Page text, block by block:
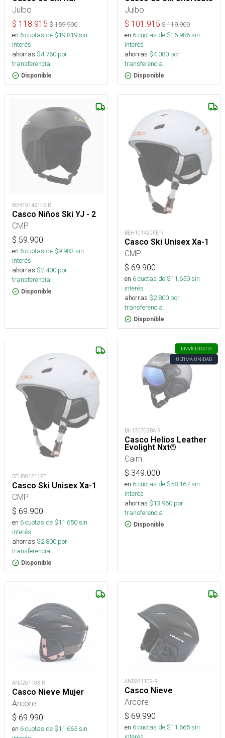
Julbo
$ 118.915 $159.900
en 6cuotas de $19.819sin
interés
ahorras $4.760 por
transferencia.
Disponible
Julbo
$ 101.915 $119.900
en 6cuotas de $16.986sin
interés
ahorras $4.080 por
transferencia.
Disponible
BEH101421FE-R
Casco Niños Ski YJ - 2
CMP
$ 59.900
en 6cuotas de $9.983 sin
interés
ahorras $2.400 por
transferencia.
Disponible
BEH101420FE-R
Casco Ski Unisex Xa-1
CMP
$ 69.900
en 6cuotas de $11.650sin
interés
ahorras $2.800 por
transferencia.
Disponible
BEH081211FE
Casco Ski Unisex Xa-1
CMP
$ 69.900
en 6cuotas de $11.650sin
interés
ahorras $2.800 por
transferencia.
Disponible
ENVÍOGRATIS
ÚLTIMA UNIDAD
BH170708BA-R
Casco Helios Leather
Evolight Nxt®
Cairn
$ 349.000
en 6cuotas de $58.167sin
interés
ahorras $13.960 por
transferencia.
Disponible
AND261103-R
Casco Nieve Mujer
Arcore
$ 69.990
en 6cuotas de $11.665sin
AND261102-R
Casco Nieve
Arcore
$ 69.990
en 6cuotas de $11.665sin